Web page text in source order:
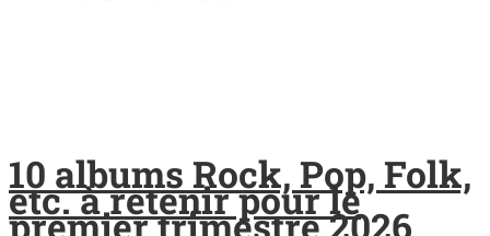
10 albums Rock, Pop, Folk,
etc. à retenir pour le
premier trimestre 2026